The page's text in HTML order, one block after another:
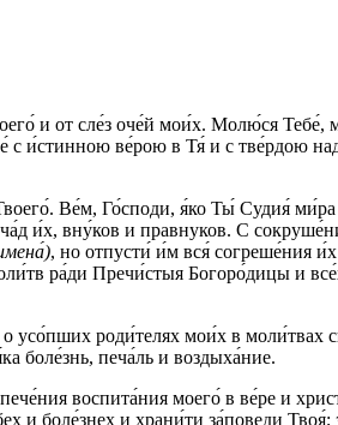
и от сле́з оче́й мои́х. Молю́ся Тебе́,
с и́стинною ве́рою в Тя́ и с тве́рдою
Ве́м, Го́споди, я́ко Ты́ Судия́ ми́ра
и́х, вну́ков и правнуков. С
, но отпусти́ и́м вся́ согреше́ния
ра́ди Пречи́стыя Богоро́дицы и
усо́пших роди́телях мои́х в моли́твах
боле́знь, печа́ль и воздыха́ние.
воспита́ния моего́ в ве́ре и
и боле́знех и храни́ти за́поведи Твоя́;